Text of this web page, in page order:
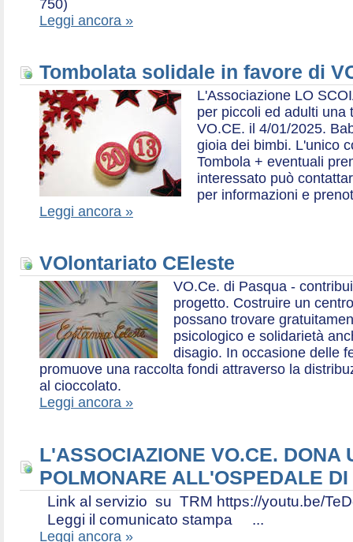
750)
Leggi ancora »
Tombolata solidale in favore di
L'Associazione LO
per piccoli ed adulti una
VO.CE. il 4/01/2025.
gioia dei bimbi. L'unico
Tombola + eventuali
interessato può
per informazioni e
Leggi ancora »
VOlontariato CEleste
VO.Ce. di Pasqua -
progetto. Costruire un
possano trovare
psicologico e solidarietà
disagio. In occasione delle
promuove una raccolta fondi attraverso la
al cioccolato.
Leggi ancora »
L'ASSOCIAZIONE VO.CE. DONA
POLMONARE ALL'OSPEDALE
Link al servizio su TRM https://youtu.be/
Leggi il comunicato stampa ...
Leggi ancora »